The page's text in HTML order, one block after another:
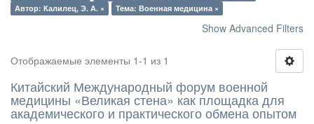
Автор: Калилец, Э. А. ×
Тема: Военная медицина ×
Show Advanced Filters
Отображаемые элементы 1-1 из 1
Китайский Международный форум военной
медицины «Великая стена» как площадка для
академического и практического обмена опытом